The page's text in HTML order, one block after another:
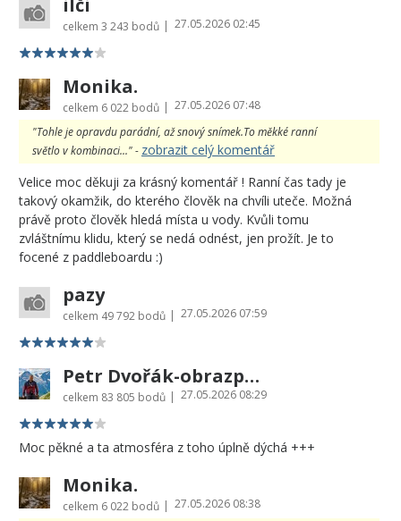
ilči
celkem 3 243 bodů | 27.05.2026 02:45
Monika.
celkem 6 022 bodů | 27.05.2026 07:48
"Tohle je opravdu parádní, až snový snímek.To měkké ranní
světlo v kombinaci..." - zobrazit celý komentář
Velice moc děkuji za krásný komentář ! Ranní čas tady je
takový okamžik, do kterého člověk na chvíli uteče. Možná
právě proto člověk hledá místa u vody. Kvůli tomu
zvláštnímu klidu, který se nedá odnést, jen prožít. Je to
focené z paddleboardu :)
pazy
celkem 49 792 bodů | 27.05.2026 07:59
Petr Dvořák-obrazprovas.cz
celkem 83 805 bodů | 27.05.2026 08:29
Moc pěkné a ta atmosféra z toho úplně dýchá +++
Monika.
celkem 6 022 bodů | 27.05.2026 08:38